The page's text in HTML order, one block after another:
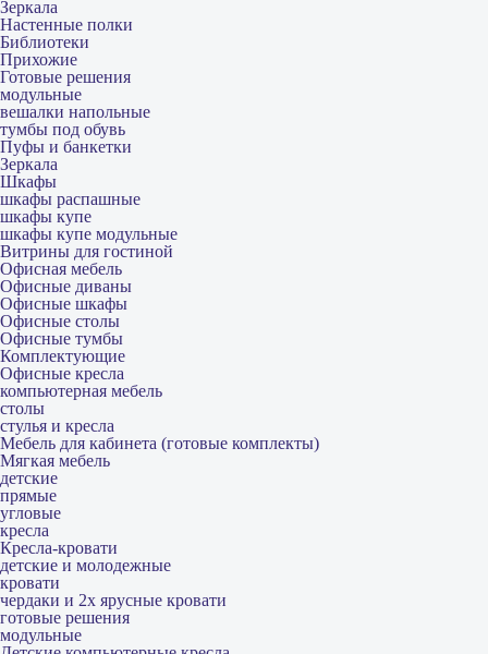
Зеркала
Настенные полки
Библиотеки
Прихожие
Готовые решения
модульные
вешалки напольные
тумбы под обувь
Пуфы и банкетки
Зеркала
Шкафы
шкафы распашные
шкафы купе
шкафы купе модульные
Витрины для гостиной
Офисная мебель
Офисные диваны
Офисные шкафы
Офисные столы
Офисные тумбы
Комплектующие
Офисные кресла
компьютерная мебель
столы
стулья и кресла
Мебель для кабинета (готовые комплекты)
Мягкая мебель
детские
прямые
угловые
кресла
Кресла-кровати
детские и молодежные
кровати
чердаки и 2х ярусные кровати
готовые решения
модульные